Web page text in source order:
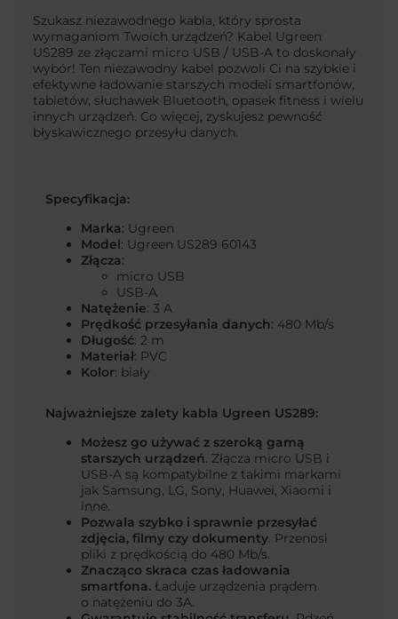
Szukasz niezawodnego kabla, który sprosta
wymaganiom Twoich urządzeń? Kabel Ugreen
US289 ze złączami micro USB / USB-A to doskonały
wybór! Ten niezawodny kabel pozwoli Ci na szybkie i
efektywne ładowanie starszych modeli smartfonów,
tabletów, słuchawek Bluetooth, opasek fitness i wielu
innych urządzeń. Co więcej, zyskujesz pewność
błyskawicznego przesyłu danych.
Specyfikacja:
Marka: Ugreen
Model: Ugreen US289 60143
Złącza:
micro USB
USB-A
Natężenie: 3 A
Prędkość przesyłania danych: 480 Mb/s
Długość: 2 m
Materiał: PVC
Kolor: biały
Najważniejsze zalety kabla Ugreen US289:
Możesz go używać z szeroką gamą
starszych urządzeń. Złącza micro USB i
USB-A są kompatybilne z takimi markami
jak Samsung, LG, Sony, Huawei, Xiaomi i
inne.
Pozwala szybko i sprawnie przesyłać
zdjęcia, filmy czy dokumenty. Przenosi
pliki z prędkością do 480 Mb/s.
Znacząco skraca czas ładowania
smartfona. Ładuje urządzenia prądem
o natężeniu do 3A.